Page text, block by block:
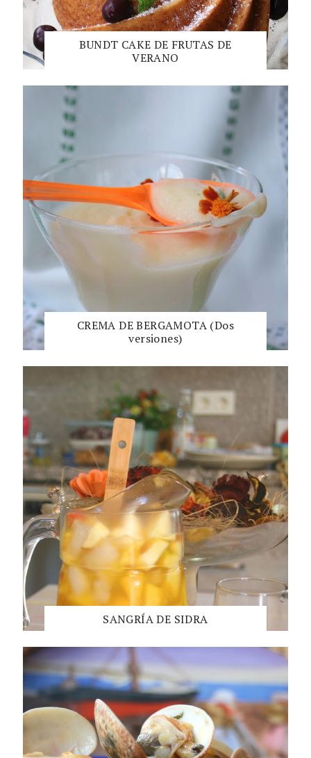
BUNDT CAKE DE FRUTAS DE
VERANO
CREMA DE BERGAMOTA (Dos
versiones)
SANGRÍA DE SIDRA